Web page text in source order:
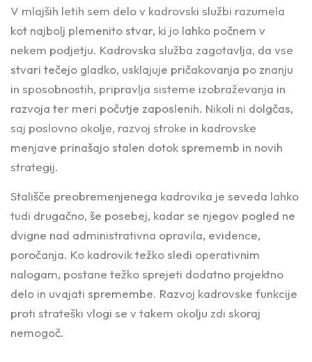
V mlajših letih sem delo v kadrovski službi razumela
kot najbolj plemenito stvar, ki jo lahko počnem v
nekem podjetju. Kadrovska služba zagotavlja, da vse
stvari tečejo gladko, usklajuje pričakovanja po znanju
in sposobnostih, pripravlja sisteme izobraževanja in
razvoja ter meri počutje zaposlenih. Nikoli ni dolgčas,
saj poslovno okolje, razvoj stroke in kadrovske
menjave prinašajo stalen dotok sprememb in novih
strategij.
Stališče preobremenjenega kadrovika je seveda lahko
tudi drugačno, še posebej, kadar se njegov pogled ne
dvigne nad administrativna opravila, evidence,
poročanja. Ko kadrovik težko sledi operativnim
nalogam, postane težko sprejeti dodatno projektno
delo in uvajati spremembe. Razvoj kadrovske funkcije
proti strateški vlogi se v takem okolju zdi skoraj
nemogoč.